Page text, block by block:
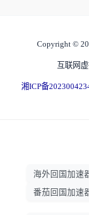
Copyright ©
互联网
湘ICP备
海外回国加速
番茄回国加速